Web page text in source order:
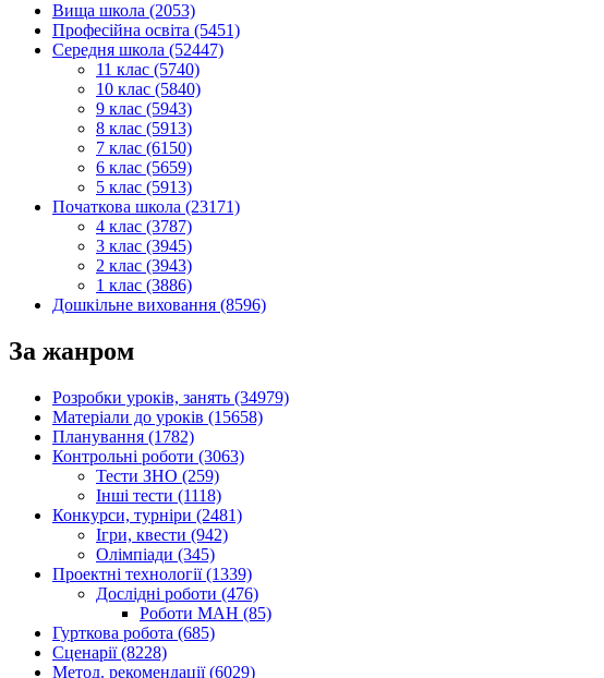
Вища школа (2053)
Професійна освіта (5451)
Середня школа (52447)
11 клас (5740)
10 клас (5840)
9 клас (5943)
8 клас (5913)
7 клас (6150)
6 клас (5659)
5 клас (5913)
Початкова школа (23171)
4 клас (3787)
3 клас (3945)
2 клас (3943)
1 клас (3886)
Дошкільне виховання (8596)
За жанром
Розробки уроків, занять (34979)
Матеріали до уроків (15658)
Планування (1782)
Контрольні роботи (3063)
Тести ЗНО (259)
Інші тести (1118)
Конкурси, турніри (2481)
Ігри, квести (942)
Олімпіади (345)
Проектні технології (1339)
Дослідні роботи (476)
Роботи МАН (85)
Гурткова робота (685)
Сценарії (8228)
Метод. рекомендації (6029)